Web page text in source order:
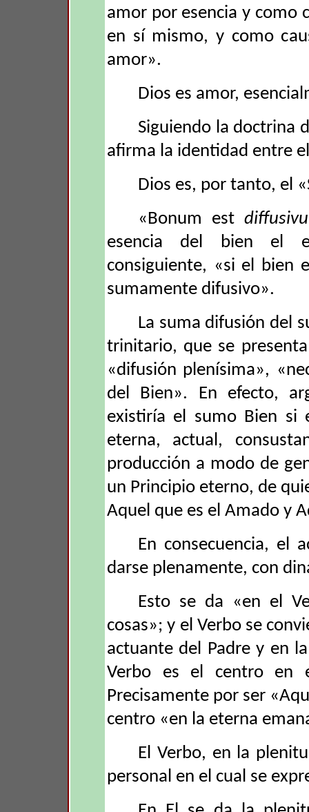
amor por esencia y como
en sí mismo, y como
amor».
Dios es amor,
Siguiendo la doctrina
afirma la identidad entre
Dios es, por tanto, el
«Bonum est
esencia del bien el
consiguiente, «si el bien
sumamente difusivo».
La suma difusión del
trinitario, que se
«difusión plenísima»,
del Bien». En efecto,
existiría el sumo Bien si
eterna, actual,
producción a modo de
un Principio eterno, de
Aquel que es el Amado y
En consecuencia, el
darse plenamente, con
Esto se da «en el
cosas»; y el Verbo se
actuante del Padre y en
Verbo es el centro en
Precisamente por ser
centro «en la eterna
El Verbo, en la
personal en el cual se